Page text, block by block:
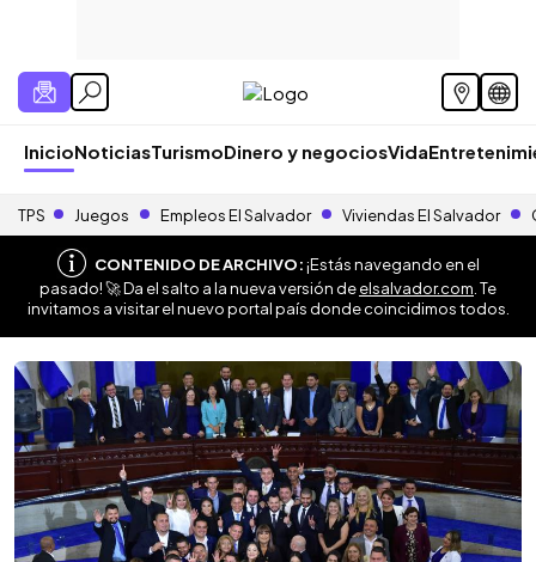
InicioNoticiasTurismoDinero y negociosVida
TPS Juegos Empleos El Salvador Viviendas El Salvador
CONTENIDO DE ARCHIVO:¡Estás navegando en el
pasado! 🚀 Da el salto a la nueva versión deelsalvador.com . Te
invitamos a visitar el nuevo portal país donde coincidimos todos.